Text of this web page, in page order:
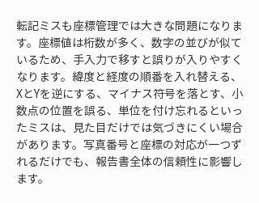
転記ミスも座標管理では大きな問題になりま
す。座標値は桁数が多く、数字の並びが似て
いるため、手入力で移すと誤りが入りやすく
なります。緯度と経度の順番を入れ替える、
XとYを逆にする、マイナス符号を落とす、小
数点の位置を誤る、単位を付け忘れるといっ
たミスは、見た目だけでは気づきにくい場合
があります。写真番号と座標の対応が一つず
れるだけでも、報告書全体の信頼性に影響し
ます。